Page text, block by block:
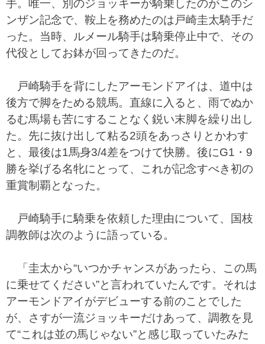
手。唯一、別のジョッキーが騎乗したのがこのシ
ンザン記念で、鞍上を務めたのは戸崎圭太騎手だ
った。当時、ルメール騎手は騎乗停止中で、その
代役としてお鉢が回ってきたのだ。
戸崎騎手を背にしたアーモンドアイは、道中は
後方で脚をためる競馬。直線に入ると、雨でぬか
るむ馬場も苦にすることなく鋭い末脚を繰り出し
た。先に抜け出して粘る2頭をあっさりとかわす
と、最後は1馬身3/4差をつけて快勝。後にG1・9
勝を挙げる名牝にとって、これが記念すべき初の
重賞制覇となった。
戸崎騎手に騎乗を依頼した理由について、国枝
調教師は次のように語っている。
「圭太から“いつかチャンスがあったら、この馬
に乗せてください”と言われていたんです。それは
アーモンドアイがデビューする前のことでした
が、さすが一流ジョッキーだけあって、調教を見
て“これは並の馬じゃない”と感じ取っていたみた